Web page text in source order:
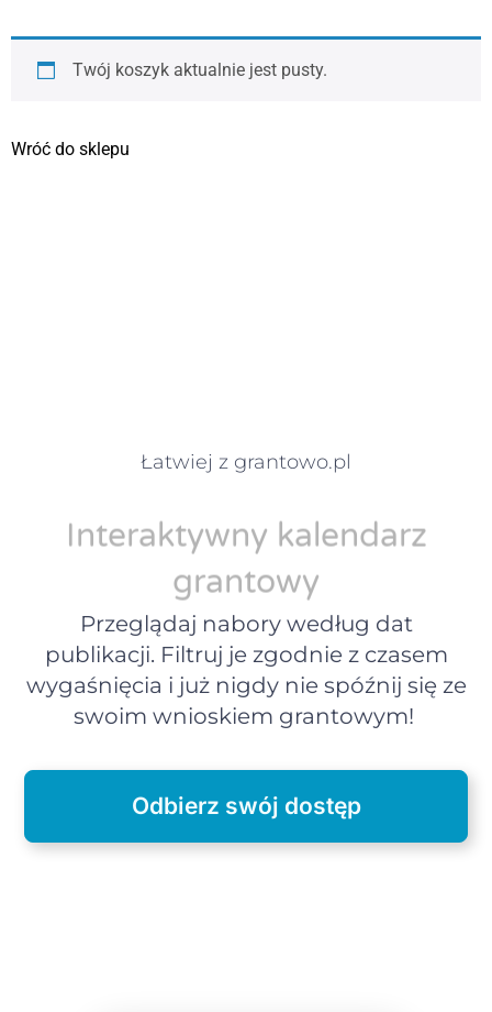
Twój koszyk aktualnie jest pusty.
Wróć do sklepu
Łatwiej z grantowo.pl
Interaktywny kalendarz
grantowy
Przeglądaj nabory według dat
publikacji. Filtruj je zgodnie z czasem
wygaśnięcia i już nigdy nie spóźnij się ze
swoim wnioskiem grantowym!
Odbierz swój dostęp